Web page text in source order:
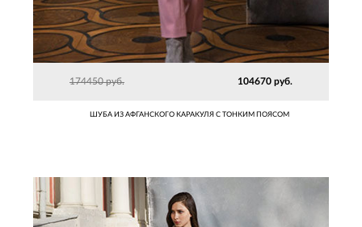
ШУБА ИЗ АФГАНСКОГО КАРАКУЛЯ С ТОНКИМ ПОЯСОМ
174450 руб. 104670 руб.